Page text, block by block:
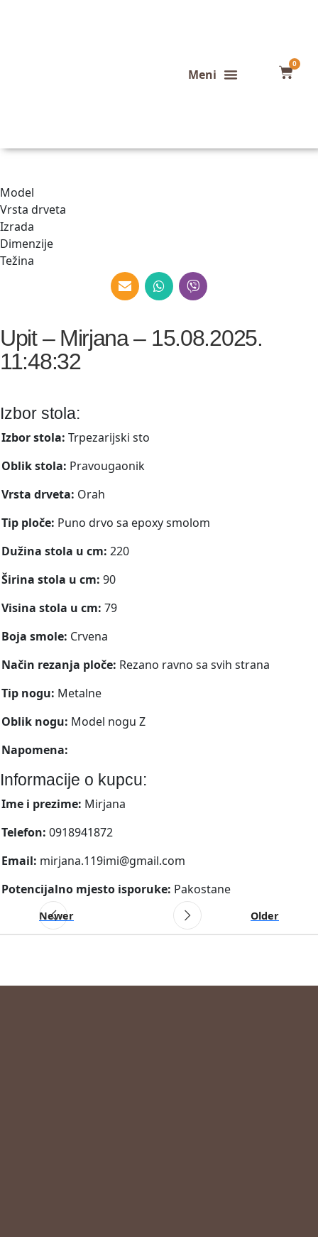
0
Model
Vrsta drveta
Izrada
Dimenzije
Težina
Upit – Mirjana – 15.08.2025.
11:48:32
Izbor stola:
Izbor stola: Trpezarijski sto
Oblik stola: Pravougaonik
Vrsta drveta: Orah
Tip ploče: Puno drvo sa epoxy smolom
Dužina stola u cm: 220
Širina stola u cm: 90
Visina stola u cm: 79
Boja smole: Crvena
Način rezanja ploče: Rezano ravno sa svih strana
Tip nogu: Metalne
Oblik nogu: Model nogu Z
Napomena:
Informacije o kupcu:
Ime i prezime: Mirjana
Telefon: 0918941872
Email: mirjana.119imi@gmail.com
Potencijalno mjesto isporuke: Pakostane
Newer Older